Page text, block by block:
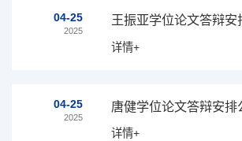
04-25
2025
王振亚学位论文答辩安
详情+
04-25
2025
唐健学位论文答辩安排
详情+